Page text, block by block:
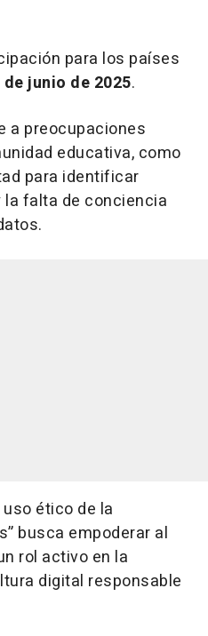
para los países
de junio de 2025.
a preocupaciones
educativa, como
para identificar
falta de conciencia
ético de la
busca empoderar al
rol activo en la
digital responsable